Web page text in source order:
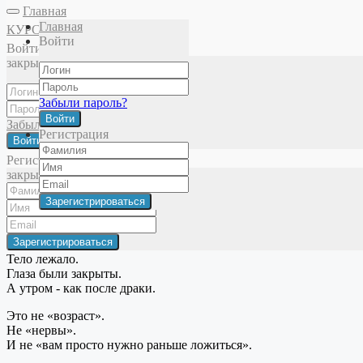
Главная
КУРСЫ
Войти
закрыть
Забыли пароль?
Войти
Регистрация
закрыть
Главная
Войти
Забыли пароль?
Войти
Регистрация
Главная
Вы спите… но не отдыхаете?
Просыпаетесь разбитой, будто ночью работали вторую смену.
Тело лежало.
Глаза были закрыты.
А утром - как после драки.
Это не «возраст».
Не «нервы».
И не «вам просто нужно раньше ложиться».